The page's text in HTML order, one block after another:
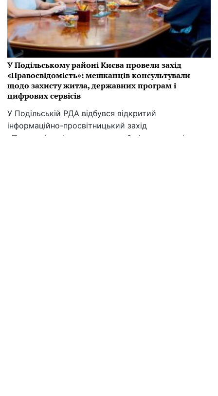
У Подільському районі Києва провели захід
«Правосвідомість»: мешканців консультували
щодо захисту житла, державних програм і
цифрових сервісів
У Подільській РДА відбувся відкритий
інформаційно-просвітницький захід
«Правосвідомість», покликаний підвищити рівень